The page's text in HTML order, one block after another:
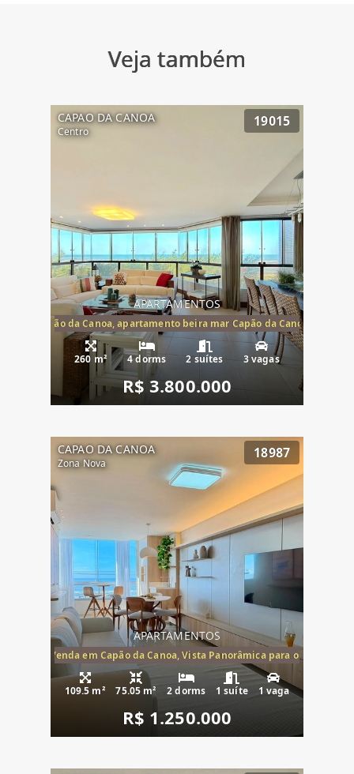
Veja também
CAPAO DA CANOA
Centro
19015
APARTAMENTOS
mar Capão da Canoa, apartamento beira mar Capão da Canoa,
260 m² 4 dorms 2 suítes 3 vagas
R$ 3.800.000
CAPAO DA CANOA
Zona Nova
18987
APARTAMENTOS
Mar à Venda em Capão da Canoa, Vista Panorâmica para o Mar, 2
109.5 m² 75.05 m² 2 dorms 1 suíte 1 vaga
R$ 1.250.000